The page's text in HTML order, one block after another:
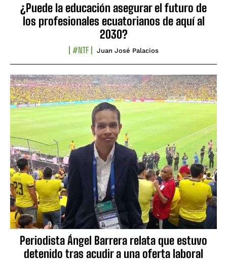
¿Puede la educación asegurar el futuro de
los profesionales ecuatorianos de aquí al
2030?
#NTF Juan José Palacios
Periodista Ángel Barrera relata que estuvo
detenido tras acudir a una oferta laboral